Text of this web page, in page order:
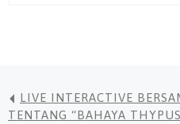
LIVE INTERACTIVE
TENTANG “BAHAYA